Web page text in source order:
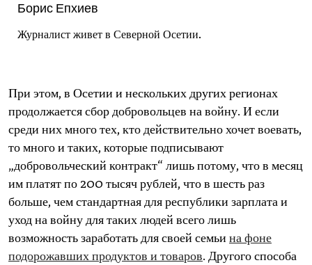
Борис Епхиев
Журналист живет в Северной Осетии.
При этом, в Осетии и нескольких других регионах
продолжается сбор добровольцев на войну. И если
среди них много тех, кто действительно хочет воевать,
то много и таких, которые подписывают
„добровольческий контракт“ лишь потому, что в месяц
им платят по 200 тысяч рублей, что в шесть раз
больше, чем стандартная для республики зарплата и
уход на войну для таких людей всего лишь
возможность заработать для своей семьи на фоне
подорожавших продуктов и товаров. Другого способа